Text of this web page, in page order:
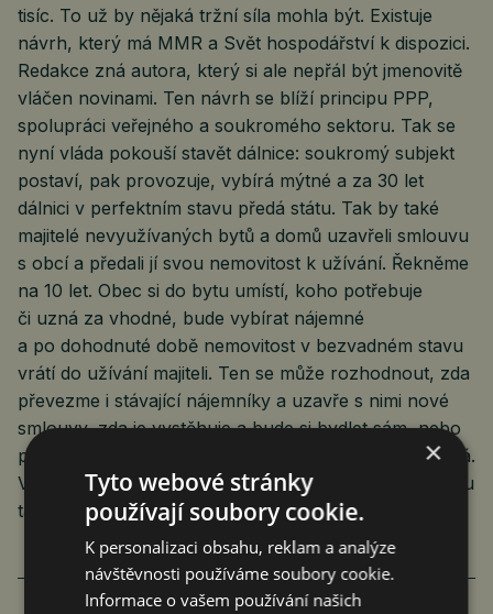
tisíc. To už by nějaká tržní síla mohla být. Existuje
návrh, který má MMR a Svět hospodářství k dispozici.
Redakce zná autora, který si ale nepřál být jmenovitě
vláčen novinami. Ten návrh se blíží principu PPP,
spolupráci veřejného a soukromého sektoru. Tak se
nyní vláda pokouší stavět dálnice: soukromý subjekt
postaví, pak provozuje, vybírá mýtné a za 30 let
dálnici v perfektním stavu předá státu. Tak by také
majitelé nevyužívaných bytů a domů uzavřeli smlouvu
s obcí a předali jí svou nemovitost k užívání. Řekněme
na 10 let. Obec si do bytu umístí, koho potřebuje
či uzná za vhodné, bude vybírat nájemné
a po dohodnuté době nemovitost v bezvadném stavu
vrátí do užívání majiteli. Ten se může rozhodnout, zda
převezme i stávající nájemníky a uzavře s nimi nové
smlouvy, zda je vystěhuje a bude si bydlet sám, nebo
pronajme někomu jinému, nebo zda nemovitost prodá.
V takovém případě by měl povinnost předložit nabídku
také obci.
×
Tyto webové stránky
používají soubory cookie.
K personalizaci obsahu, reklam a analýze
návštěvnosti používáme soubory cookie.
Informace o vašem používání našich